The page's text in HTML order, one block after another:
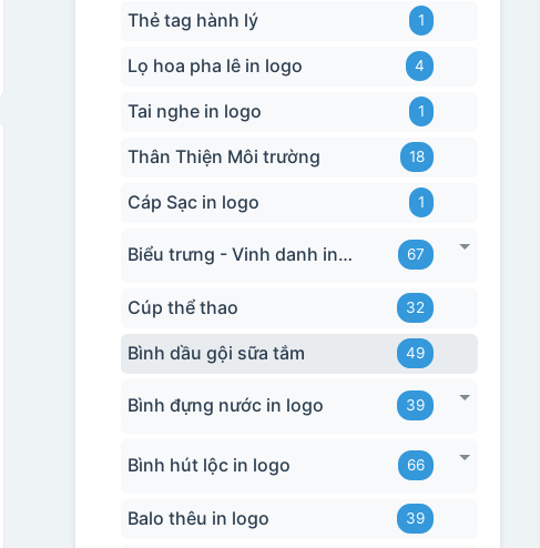
Thẻ tag hành lý 1
Lọ hoa pha lê in logo 4
Tai nghe in logo 1
Thân Thiện Môi trường 18
Cáp Sạc in logo 1
Biểu trưng - Vinh danh in logo 67
Cúp thể thao 32
Bình dầu gội sữa tắm 49
Bình đựng nước in logo 39
Bình hút lộc in logo 66
Balo thêu in logo 39